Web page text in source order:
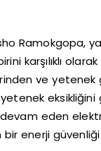
Ramokgopa,
karşılıklı
ve
eksikliğini
eden
enerji